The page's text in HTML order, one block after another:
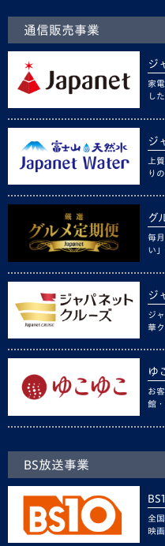
通信販売事業
ジ
家
し
ジ
上
り
グ
毎
い
ジ
ジ
華
ゆ
お
館
BS放送事業
全
映